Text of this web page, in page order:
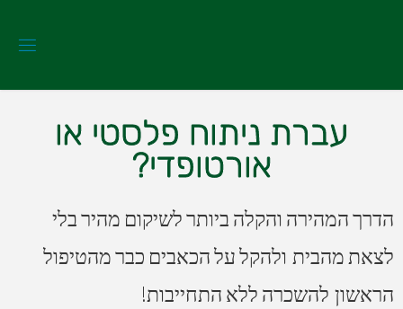
עברת ניתוח פלסטי או
אורטופדי?
הדרך המהירה והקלה ביותר לשיקום מהיר בלי
לצאת מהבית ולהקל על הכאבים כבר מהטיפול
הראשון להשכרה ללא התחייבות!